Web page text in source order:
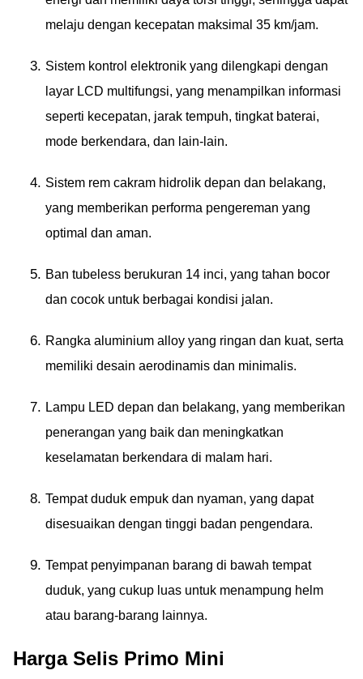
melaju dengan kecepatan maksimal 35 km/jam.
Sistem kontrol elektronik yang dilengkapi dengan
layar LCD multifungsi, yang menampilkan informasi
seperti kecepatan, jarak tempuh, tingkat baterai,
mode berkendara, dan lain-lain.
Sistem rem cakram hidrolik depan dan belakang,
yang memberikan performa pengereman yang
optimal dan aman.
Ban tubeless berukuran 14 inci, yang tahan bocor
dan cocok untuk berbagai kondisi jalan.
Rangka aluminium alloy yang ringan dan kuat, serta
memiliki desain aerodinamis dan minimalis.
Lampu LED depan dan belakang, yang memberikan
penerangan yang baik dan meningkatkan
keselamatan berkendara di malam hari.
Tempat duduk empuk dan nyaman, yang dapat
disesuaikan dengan tinggi badan pengendara.
Tempat penyimpanan barang di bawah tempat
duduk, yang cukup luas untuk menampung helm
atau barang-barang lainnya.
Harga Selis Primo Mini